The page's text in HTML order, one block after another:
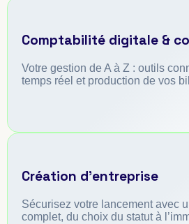
Comptabilité digitale &
Votre gestion de A à Z : outils
temps réel et production de vos
Création d’entreprise
Sécurisez votre lancement avec
complet, du choix du statut à